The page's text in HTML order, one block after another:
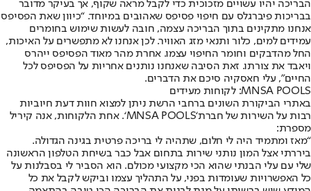
הבריכה יהיו עשויים מזכוכית כדי לקבל מראה שקוף, אך בעיקר מדובר
בבריכות פיברגלס עם חיפוי פסיפס שאהובים במיוחד. “כיוון שאת הפסיפס
אנחנו מתקינים בתוך הבריכה עצמה, חובה לעשות שימוש בחומרים
עמידים למים, כלור ותנאי מזג האוויר. לכן אנחנו לא מתפשרים על האיכות,
החל מהדבקים וחומר החיפוי עצמו. אחרת מהר מאוד הפסיפס ייהרס
ויאבד את צורתו. זאת הסיבה שאנחנו נותנים אחריות על הפסיפס לכל
החיים”, עלי חאסקיה סיכם את הדברים.
MNSA POOLS: לקוחות מעידים
באתרי הביקורת השונים ברחבי הרשת ניתן למצוא חוות דעת חיוביות
רבות על השירות של חברת‘
MNSA POOLS
‘. אחת הלקוחות, אנה קיריל
מספרת:
“מאז ומתמיד היה לי חלום, שתהיה לי בריכה פרטית בגינה הגדולה.
ביררתי אצל המון נותני שירות בתחום אבל כבר בשיחת הטלפון הראשונה
שלי עם עלי הבנתי שהוא הכי מקצועי מכולם. הוא הסביר לי בסבלנות על
כל האפשרויות שעומדות בפני, על התהליך עצמו וביקש לקבל את כל